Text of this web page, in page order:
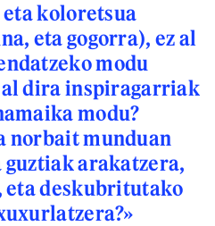
eta koloretsua
eta gogorra), ez al
modu
al dira inspiragarriak
modu?
norbait munduan
arakatzera,
eta deskubritutako